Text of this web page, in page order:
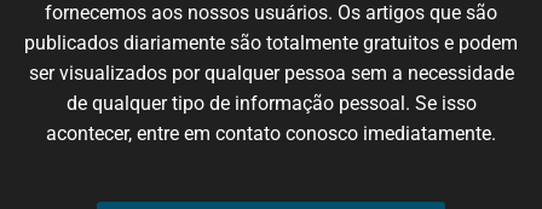
fornecemos aos nossos usuários. Os artigos que são
publicados diariamente são totalmente gratuitos e podem
servisualizadospor qualquer pessoa sem a necessidade
de qualquertipo de informaçãopessoal. Seisso
acontecer, entre em contato conosco imediatamente.